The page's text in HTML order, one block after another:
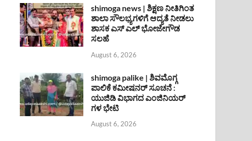
shimoga news | ಶಿಕ್ಷಣ ನೀತಿಗಿಂತ
ಶಾಲಾ ಸೌಲಭ್ಯಗಳಿಗೆ ಆದ್ಯತೆ ನೀಡಲು
ಶಾಸಕ ಎಸ್ ಎಲ್ ಭೋಜೇಗೌಡ
ಸಲಹೆ
August 6, 2026
shimoga palike | ಶಿವಮೊಗ್ಗ
ಪಾಲಿಕೆ ಕಮೀಷನರ್ ಸೂಚನೆ :
ಯುಜಿಡಿ ವಿಭಾಗದ ಎಂಜಿನಿಯರ್
ಗಳ ಭೇಟಿ
August 6, 2026